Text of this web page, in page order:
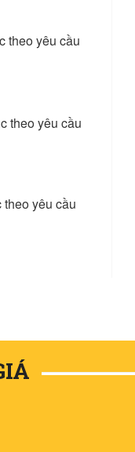
theo yêu cầu
theo yêu cầu
theo yêu cầu